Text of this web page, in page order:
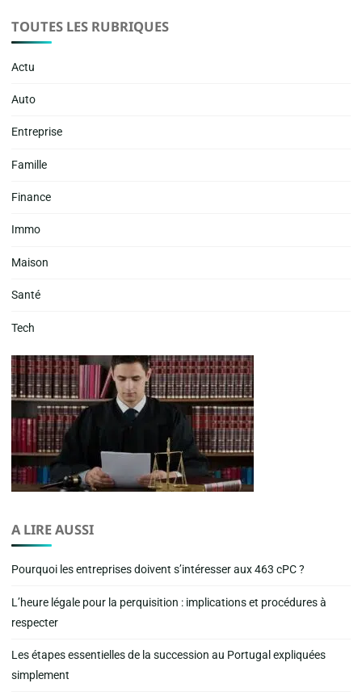
TOUTES LES RUBRIQUES
Actu
Auto
Entreprise
Famille
Finance
Immo
Maison
Santé
Tech
A LIRE AUSSI
Pourquoi les entreprises doivent s’intéresser aux 463 cPC ?
L’heure légale pour la perquisition : implications et procédures à
respecter
Les étapes essentielles de la succession au Portugal expliquées
simplement